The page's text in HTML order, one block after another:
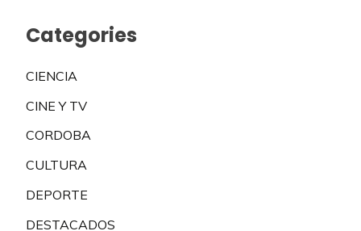
Categories
CIENCIA
CINE Y TV
CORDOBA
CULTURA
DEPORTE
DESTACADOS